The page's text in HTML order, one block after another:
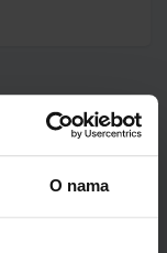
O nama